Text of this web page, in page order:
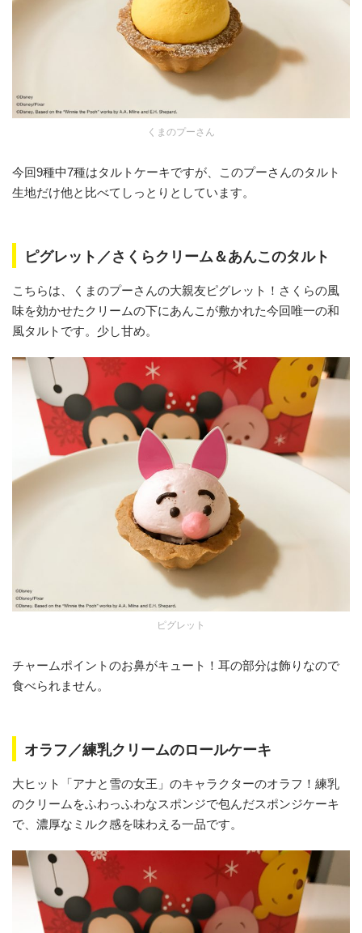
くまのプーさん
今回9種中7種はタルトケーキですが、このプーさんのタルト
生地だけ他と比べてしっとりとしています。
ピグレット／さくらクリーム＆あんこのタルト
こちらは、くまのプーさんの大親友ピグレット！さくらの風
味を効かせたクリームの下にあんこが敷かれた今回唯一の和
風タルトです。少し甘め。
ピグレット
チャームポイントのお鼻がキュート！耳の部分は飾りなので
食べられません。
オラフ／練乳クリームのロールケーキ
大ヒット「アナと雪の女王」のキャラクターのオラフ！練乳
のクリームをふわっふわなスポンジで包んだスポンジケーキ
で、濃厚なミルク感を味わえる一品です。